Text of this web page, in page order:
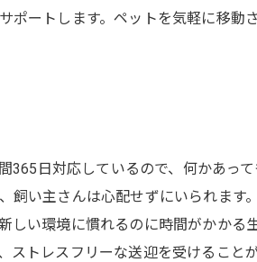
ポートします。ペットを気軽に移動
365日対応しているので、何かあっ
飼い主さんは心配せずにいられます
い環境に慣れるのに時間がかかる生
トレスフリーな送迎を受けることが